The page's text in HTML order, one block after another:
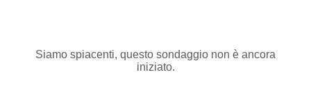
Siamo spiacenti, questo sondaggio non è ancora
iniziato.